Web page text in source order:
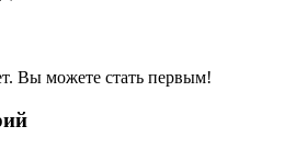
Вы можете стать первым!